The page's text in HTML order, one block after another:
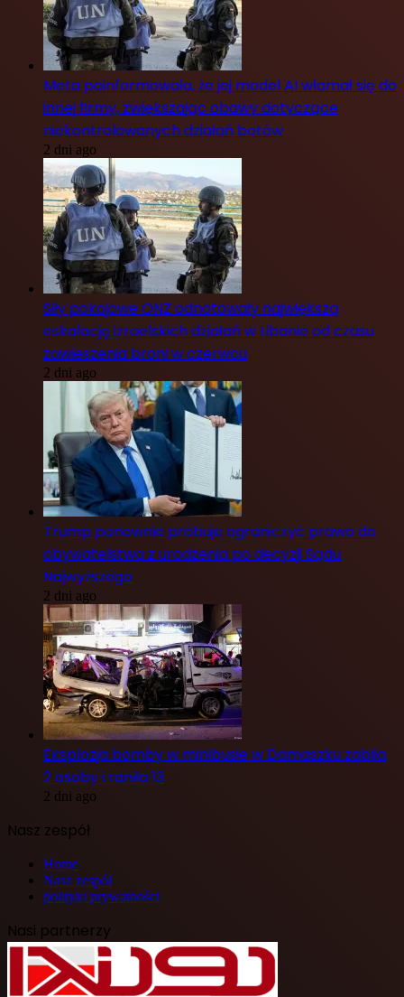
Meta poinformowała, że jej model AI włamał się do
innej firmy, zwiększając obawy dotyczące
niekontrolowanych działań botów
2 dni ago
Siły pokojowe ONZ odnotowały największą
eskalację izraelskich działań w Libanie od czasu
zawieszenia broni w czerwcu
2 dni ago
Trump ponownie próbuje ograniczyć prawo do
obywatelstwa z urodzenia po decyzji Sądu
Najwyższego
2 dni ago
Eksplozja bomby w minibusie w Damaszku zabiła
2 osoby i raniła 13
2 dni ago
Nasz zespół
Home
Nasz zespół
polityki prywatności
Nasi partnerzy